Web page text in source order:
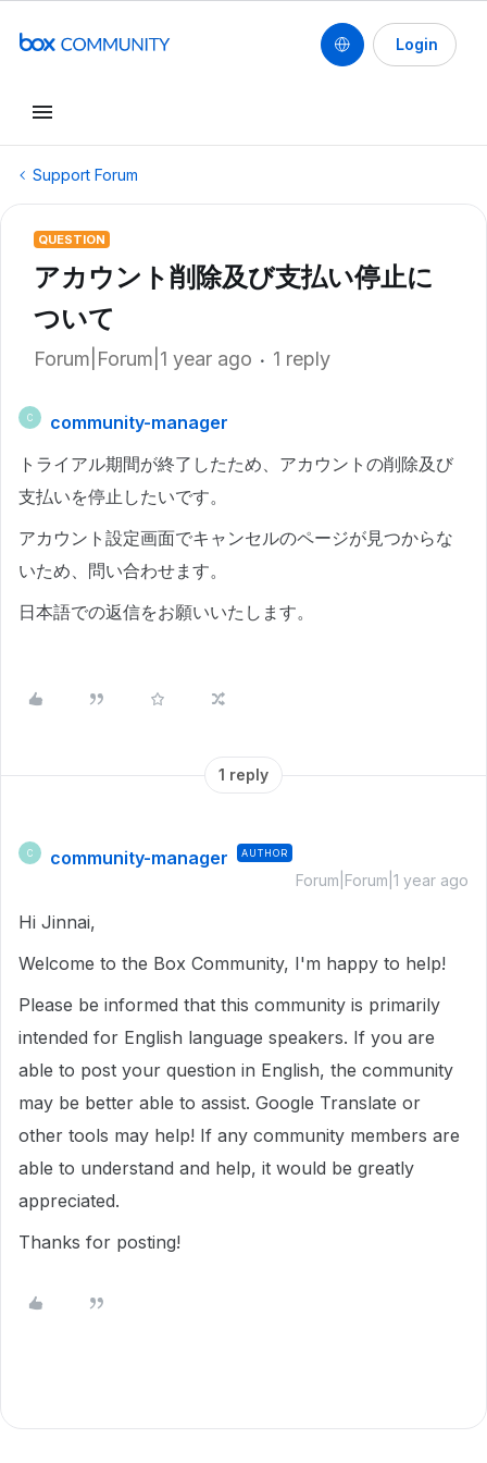
Login
Support Forum
QUESTION
アカウント削除及び支払い停止に
ついて
Forum|Forum|1 year ago 1 reply
C
community-manager
トライアル期間が終了したため、アカウントの削除及び
支払いを停止したいです。
アカウント設定画面でキャンセルのページが見つからな
いため、問い合わせます。
日本語での返信をお願いいたします。
1 reply
C community-manager AUTHOR
Forum|Forum|1 year ago
Hi Jinnai,
Welcome to the Box Community, I'm happy to help!
Please be informed that this community is primarily
intended for English language speakers. If you are
able to post your question in English, the community
may be better able to assist. Google Translate or
other tools may help! If any community members are
able to understand and help, it would be greatly
appreciated.
Thanks for posting!